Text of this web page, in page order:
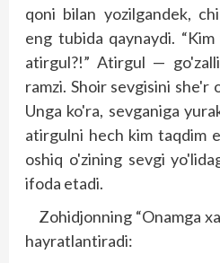
qoni bilan yozilgandek,
eng tubida qaynaydi.
atirgul?!” Atirgul —
ramzi. Shoir sevgisini she'r
Unga ko'ra, sevganiga
atirgulni hech kim taqdim
oshiq o'zining sevgi
ifoda etadi.
Zohidjonning “Onamga
hayratlantiradi: